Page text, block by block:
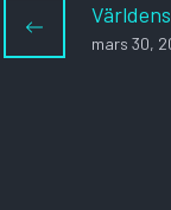
mars 30,